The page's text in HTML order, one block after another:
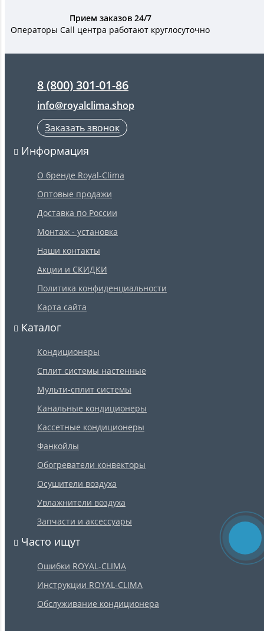
Прием заказов 24/7
Операторы Call центра работают круглосуточно
8 (800) 301-01-86
info@royalclima.shop
Заказать звонок
Информация
О бренде Royal-Clima
Оптовые продажи
Доставка по России
Монтаж - установка
Наши контакты
Акции и СКИДКИ
Политика конфиденциальности
Карта сайта
Каталог
Кондиционеры
Сплит системы настенные
Мульти-сплит системы
Канальные кондиционеры
Кассетные кондиционеры
Фанкойлы
Обогреватели конвекторы
Осушители воздуха
Увлажнители воздуха
Запчасти и аксессуары
Часто ищут
Ошибки ROYAL-CLIMA
Инструкции ROYAL-CLIMA
Обслуживание кондиционера